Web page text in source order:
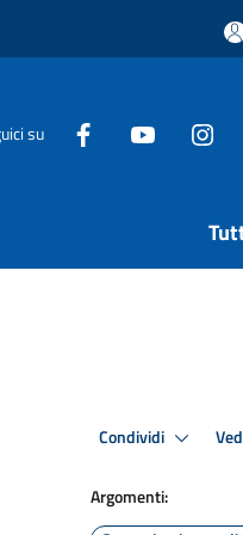
su
Condividi
Argomenti: